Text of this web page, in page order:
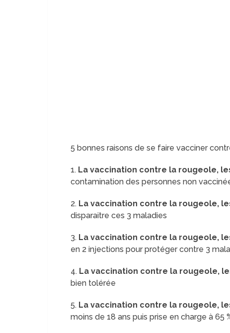
5 bonnes raisons de se faire vacciner
1. La vaccination contre la rougeole,
contamination des personnes non
2. La vaccination contre la rougeole,
disparaitre ces 3 maladies
3. La vaccination contre la rougeole,
en 2 injections pour protéger contre 3
4. La vaccination contre la rougeole,
bien tolérée
5. La vaccination contre la rougeole,
moins de 18 ans puis prise en charge à 65